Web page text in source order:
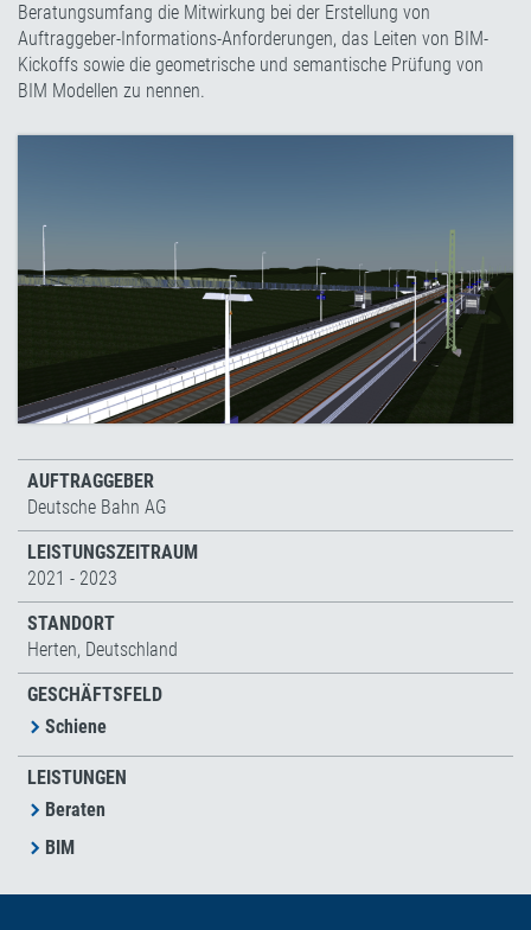
Beratungsumfang die Mitwirkung bei der Erstellung von
Auftraggeber-Informations-Anforderungen, das Leiten von BIM-
Kickoffs sowie die geometrische und semantische Prüfung von
BIM Modellen zu nennen.
AUFTRAGGEBER
Deutsche Bahn AG
LEISTUNGSZEITRAUM
2021 - 2023
STANDORT
Herten, Deutschland
GESCHÄFTSFELD
Schiene
LEISTUNGEN
Beraten
BIM